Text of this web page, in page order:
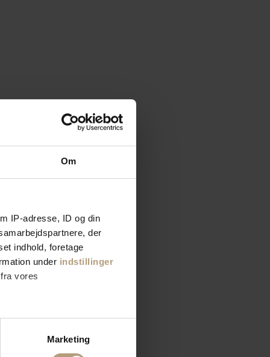
Om
IP-adresse, ID og din
der
indhold, foretage
under indstillinger
vores
Marketing